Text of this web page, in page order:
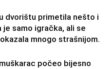
dvorištu primetila nešto i
je samo igračka, ali se
mnogo strašnijom.
počeo bijesno